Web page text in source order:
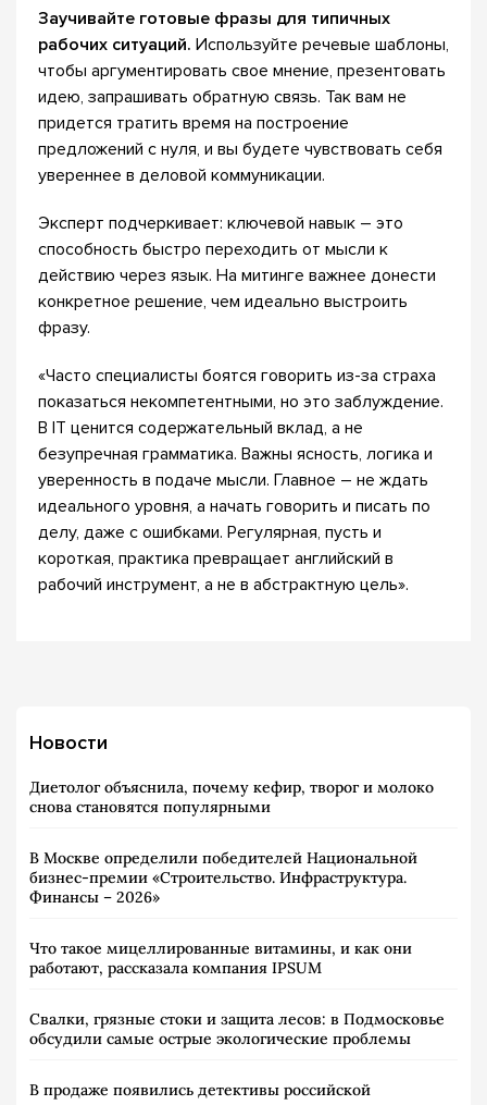
Заучивайте готовые фразы для типичных
рабочих ситуаций. Используйте речевые шаблоны,
чтобы аргументировать свое мнение, презентовать
идею, запрашивать обратную связь. Так вам не
придется тратить время на построение
предложений с нуля, и вы будете чувствовать себя
увереннее в деловой коммуникации.
Эксперт подчеркивает: ключевой навык – это
способность быстро переходить от мысли к
действию через язык. На митинге важнее донести
конкретное решение, чем идеально выстроить
фразу.
«Часто специалисты боятся говорить из-за страха
показаться некомпетентными, но это заблуждение.
В IT ценится содержательный вклад, а не
безупречная грамматика. Важны ясность, логика и
уверенность в подаче мысли. Главное – не ждать
идеального уровня, а начать говорить и писать по
делу, даже с ошибками. Регулярная, пусть и
короткая, практика превращает английский в
рабочий инструмент, а не в абстрактную цель».
Новости
Диетолог объяснила, почему кефир, творог и молоко
снова становятся популярными
В Москве определили победителей Национальной
бизнес-премии «Строительство. Инфраструктура.
Финансы – 2026»
Что такое мицеллированные витамины, и как они
работают, рассказала компания IPSUM
Свалки, грязные стоки и защита лесов: в Подмосковье
обсудили самые острые экологические проблемы
В продаже появились детективы российской